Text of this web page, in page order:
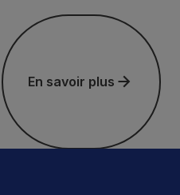
En savoir plus
En savoir plus